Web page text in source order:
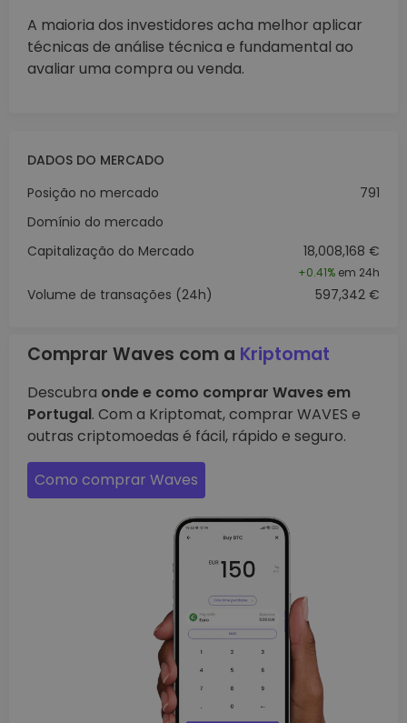
A maioria dos investidores acha melhor aplicar
técnicas de análise técnica e fundamental ao
avaliar uma compra ou venda.
DADOS DO MERCADO
Posição no mercado
791
Domínio do mercado
Capitalização do Mercado
18,008,168 €
+0.41% em 24h
Volume de transações (24h) 597,342 €
Comprar Waves com a Kriptomat
Descubra onde e como comprar Waves em
Portugal. Com a Kriptomat, comprar WAVES e
outras criptomoedas é fácil, rápido e seguro.
Como comprar Waves